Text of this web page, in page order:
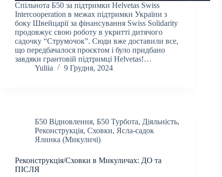
Спільнота Б50 за підтримки Helvetas Swiss
Intercooperation в межах підтримки України з
боку Швейцарії за фінансування Swiss Solidarity
продовжує свою роботу в укритті дитячого
садочку “Струмочок”. Сюди вже доставили все,
що передбачалося проєктом і було придбано
завдяки грантовій підтримці Helvetas!…
Yuliia
9 Грудня, 2024
Б50 Відновлення, Б50 Турбота, Діяльність,
Реконструкція, Сховки, Ясла-садок
Ялинка (Микуличі)
Реконструкція/Сховки в Микуличах: ДО та
ПІСЛЯ